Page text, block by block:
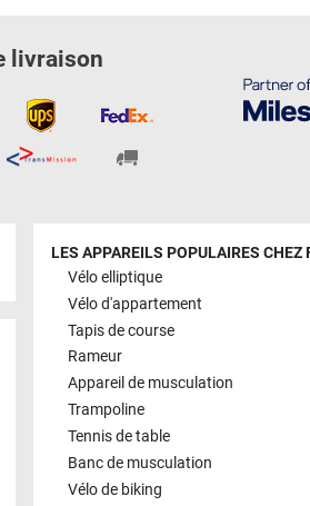
livraison
LES APPAREILS POPULAIRES CHEZ
Vélo elliptique
Vélo d'appartement
Tapis de course
Rameur
Appareil de musculation
Trampoline
Tennis de table
Banc de musculation
Vélo de biking